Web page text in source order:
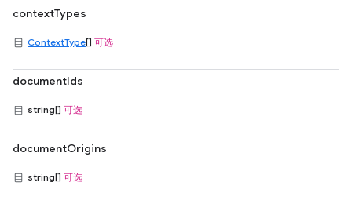
contextTypes
ContextType[] 可选
documentIds
string[] 可选
documentOrigins
string[] 可选